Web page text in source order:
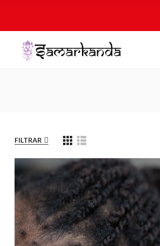
FILTRAR